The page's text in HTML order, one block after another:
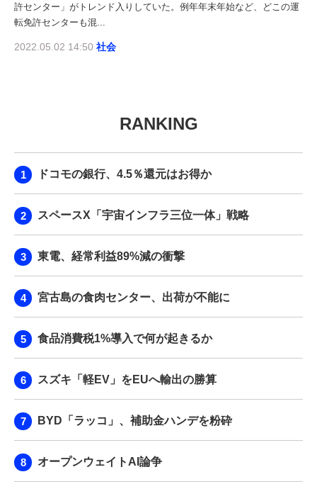
許センター」がトレンド入りしていた。例年年末年始など、どこの運
転免許センターも混...
2022.05.02 14:50 社会
RANKING
ドコモの銀行、4.5％還元はお得か
スペースX「宇宙インフラ三位一体」戦略
東電、経常利益89%減の衝撃
宮古島の食肉センター、出荷が不能に
食品消費税1%導入で何が起きるか
スズキ「軽EV」をEUへ輸出の勝算
BYD「ラッコ」、補助金ハンデを粉砕
オープンウェイトAI論争